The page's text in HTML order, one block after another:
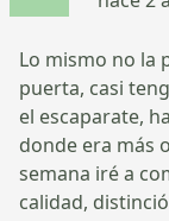
Lo mismo no la
puerta, casi
el escaparate,
donde era más
semana iré a
calidad,